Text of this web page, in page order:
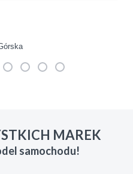
za kazdymMAREK
samochodu!